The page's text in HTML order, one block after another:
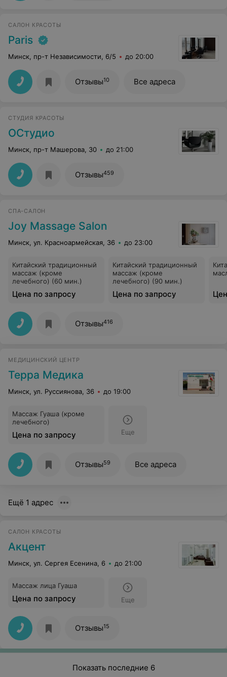
САЛОН КРАСОТЫ
Paris
Минск, пр-т Независимости, 6/5 до 20:00
Отзывы10 Все адреса
CТУДИЯ КРАСОТЫ
ОСтудио
Минск, пр-т Машерова, 30 до 21:00
Отзывы459
СПА-САЛОН
Joy Massage Salon
Минск, ул. Красноармейская, 36 до 23:00
Китайский традиционный
массаж (кроме
лечебного) (60 мин.)
Цена по запросу
Китайский традиционный
массаж (кроме
лечебного) (90 мин.)
Цена по запросу
Отзывы416
МЕДИЦИНСКИЙ ЦЕНТР
Терра Медика
Минск, ул. Руссиянова, 36 до 19:00
Массаж Гуаша (кроме
лечебного)
Цена по запросу Еще
Отзывы59 Все адреса
Ещё 1 адрес
САЛОН КРАСОТЫ
Акцент
Минск, ул. Сергея Есенина, 6 до 21:00
Массаж лица Гуаша
Цена по запросу Еще
Отзывы15
Показать последние 6